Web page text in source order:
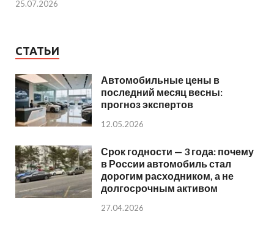
25.07.2026
СТАТЬИ
Автомобильные цены в
последний месяц весны:
прогноз экспертов
12.05.2026
Срок годности — 3 года: почему
в России автомобиль стал
дорогим расходником, а не
долгосрочным активом
27.04.2026